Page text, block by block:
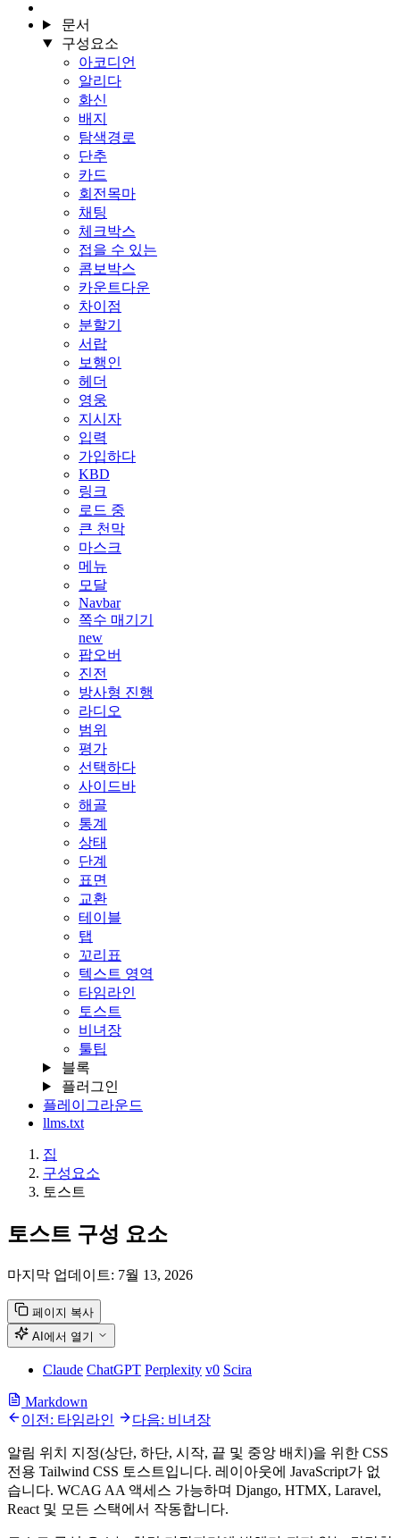
문서
구성요소
아코디언
알리다
화신
배지
탐색경로
단추
카드
회전목마
채팅
체크박스
접을 수 있는
콤보박스
카운트다운
차이점
분할기
서랍
보행인
헤더
영웅
지시자
입력
가입하다
KBD
링크
로드 중
큰 천막
마스크
메뉴
모달
Navbar
쪽수 매기기
new
팝오버
진전
방사형 진행
라디오
범위
평가
선택하다
사이드바
해골
통계
상태
단계
표면
교환
테이블
탭
꼬리표
텍스트 영역
타임라인
토스트
비녀장
툴팁
블록
플러그인
플레이그라운드
llms.txt
집
구성요소
토스트
토스트 구성 요소
마지막 업데이트: 7월 13, 2026
페이지 복사
AI에서 열기
Claude ChatGPT Perplexity v0 Scira
Markdown
이전: 타임라인
다음: 비녀장
알림 위치 지정(상단, 하단, 시작, 끝 및 중앙 배치)을 위한 CSS
전용 Tailwind CSS 토스트입니다. 레이아웃에 JavaScript가 없
습니다. WCAG AA 액세스 가능하며 Django, HTMX, Laravel,
React 및 모든 스택에서 작동합니다.